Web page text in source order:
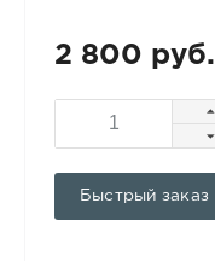
2 800 руб.
Быстрый заказ